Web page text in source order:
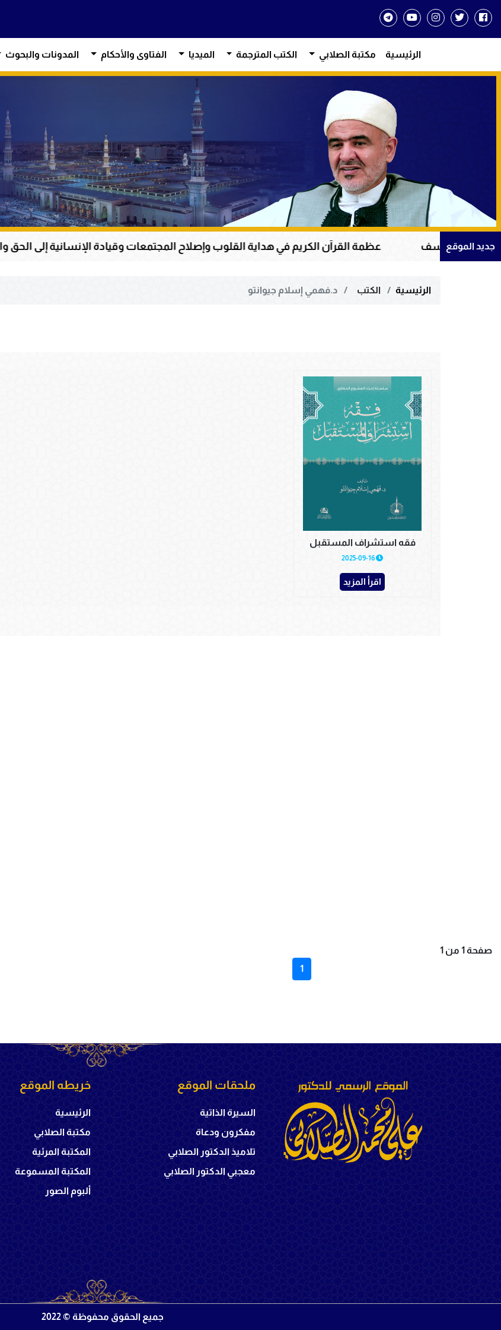
الرئيسية مكتبة الصلابي الكتب المترجمة الميديا الفتاوى والأحكام المدونات والبحوث
جديد الموقع عظمة القرآن الكريم في هداية القلوب وإصلاح المجتمعات وقيادة الإنسانية إلى الحق والخير
الرئيسية الكتب د.فهمي إسلام جيوانتو
فقه استشراف المستقبل
2025-09-16
اقرأ المزيد
صفحة 1 من 1
1
ملحقات الموقع
السيرة الذاتية
مفكرون ودعاة
تلاميذ الدكتور الصلابي
معجبي الدكتور الصلابي
خريطه الموقع
الرئيسية
مكتبة الصلابي
المكتبة المرئية
المكتبة المسموعة
ألبوم الصور
جميع الحقوق محفوظة © 2022